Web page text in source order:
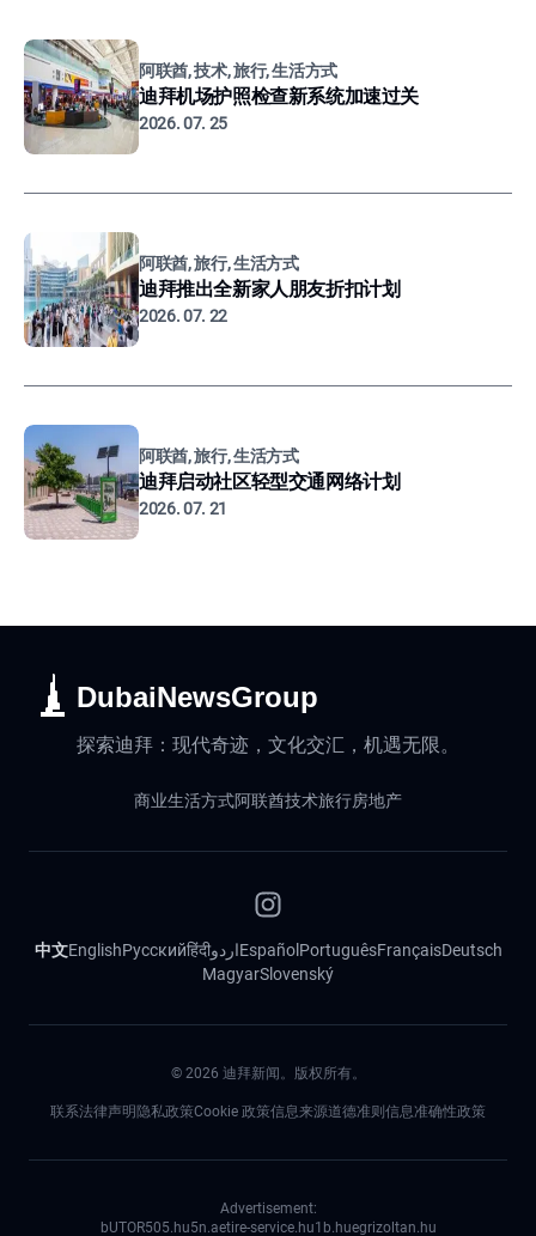
阿联酋, 技术, 旅行, 生活方式
迪拜机场护照检查新系统加速过关
2026. 07. 25
阿联酋, 旅行, 生活方式
迪拜推出全新家人朋友折扣计划
2026. 07. 22
阿联酋, 旅行, 生活方式
迪拜启动社区轻型交通网络计划
2026. 07. 21
DubaiNewsGroup
探索迪拜：现代奇迹，文化交汇，机遇无限。
商业生活方式阿联酋技术旅行房地产
中文EnglishРусскийहिंदीاردوEspañol PortuguêsFrançaisDeutsch
MagyarSlovenský
© 2026 迪拜新闻。版权所有。
联系法律声明 隐私政策Cookie 政策信息来源道德准则 信息准确性政策
Advertisement:
bUTOR505.hu5n.aetire-service.hu1b.huegrizoltan.hu